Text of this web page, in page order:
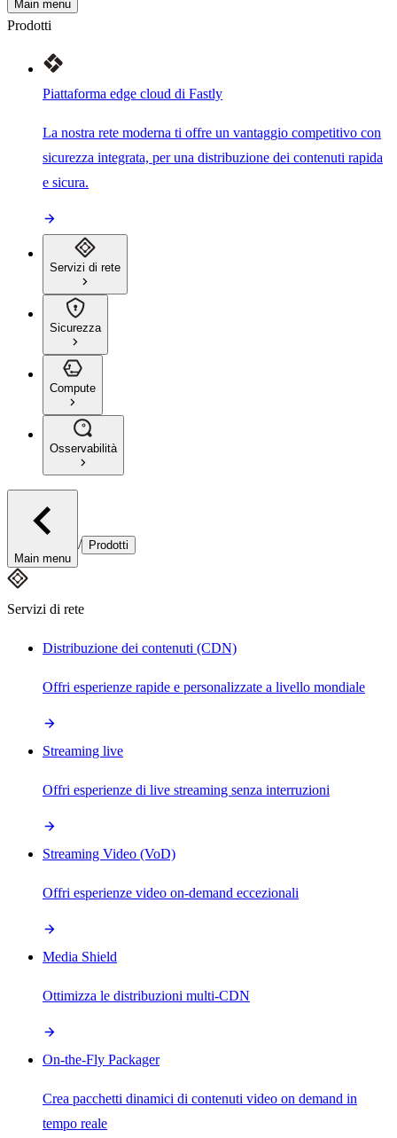
Main menu
Prodotti
Piattaforma edge cloud di Fastly
La nostra rete moderna ti offre un vantaggio competitivo con
sicurezza integrata, per una distribuzione dei contenuti rapida
e sicura.
Servizi di rete
Sicurezza
Compute
Osservabilità
Main menu
/ Prodotti
Servizi di rete
Distribuzione dei contenuti (CDN)
Offri esperienze rapide e personalizzate a livello mondiale
Streaming live
Offri esperienze di live streaming senza interruzioni
Streaming Video (VoD)
Offri esperienze video on-demand eccezionali
Media Shield
Ottimizza le distribuzioni multi-CDN
On-the-Fly Packager
Crea pacchetti dinamici di contenuti video on demand in
tempo reale